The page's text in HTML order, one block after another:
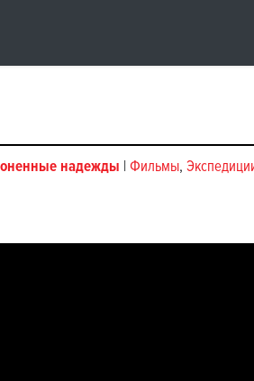
надежды | Фильмы,